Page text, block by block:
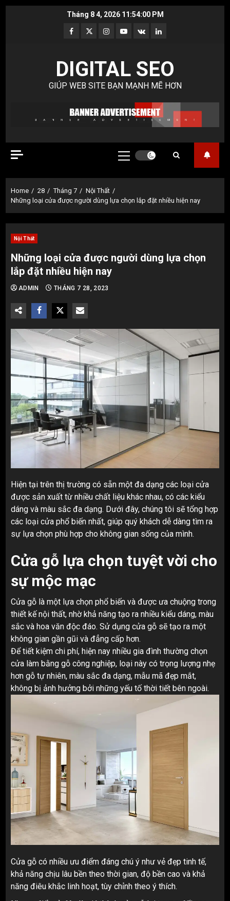
Tháng 8 4, 2026 11:54:01 PM
Facebook
TwitterInstagram
Youtube
VK LinkedIn
DIGITAL SEO
GIÚP WEB SITE BẠN MẠNH MẼ HƠN
Primary
Home 28 Tháng 7
Nội Thất
Những loại cửa được người dùng lựa chọn lắp đặt nhiều hiện nay
Nội Thất
Những loại cửa được người dùng lựa chọn
lắp đặt nhiều hiện nay
ADMIN THÁNG 7 28, 2023
Hiện tại trên thị trường có sẵn một đa dạng các loại cửa
được sản xuất từ nhiều chất liệu khác nhau, có các kiểu
dáng và màu sắc đa dạng. Dưới đây, chúng tôi sẽ tổng hợp
các loại cửa phổ biến nhất, giúp quý khách dễ dàng tìm ra
sự lựa chọn phù hợp cho không gian sống của mình.
Cửa gỗ lựa chọn tuyệt vời cho
sự mộc mạc
Cửa gỗ là một lựa chọn phổ biến và được ưa chuộng trong
thiết kế nội thất, nhờ khả năng tạo ra nhiều kiểu dáng, màu
sắc và hoa văn độc đáo. Sử dụng cửa gỗ sẽ tạo ra một
không gian gần gũi và đẳng cấp hơn.
Để tiết kiệm chi phí, hiện nay nhiều gia đình thường chọn
cửa làm bằng gỗ công nghiệp, loại này có trọng lượng nhẹ
hơn gỗ tự nhiên, màu sắc đa dạng, mẫu mã đẹp mắt,
không bị ảnh hưởng bởi những yếu tố thời tiết bên ngoài.
Cửa gỗ có nhiều ưu điểm đáng chú ý như vẻ đẹp tinh tế,
khả năng chịu lâu bền theo thời gian, độ bền cao và khả
năng điêu khắc linh hoạt, tùy chỉnh theo ý thích.